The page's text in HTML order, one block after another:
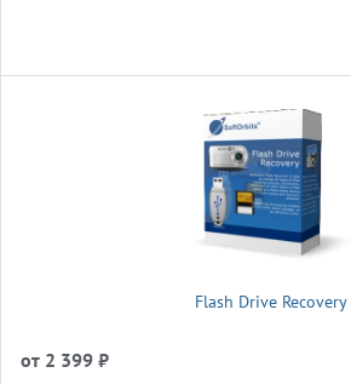
Flash Drive Recovery
от 2 399 ₽